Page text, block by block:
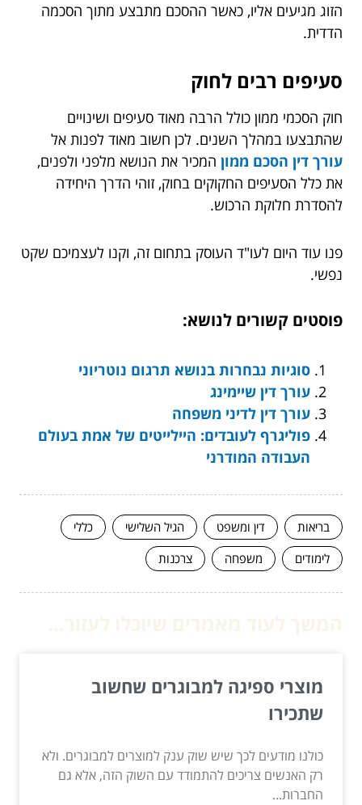
הזוג מגיעים אליו, כאשר ההסכם מתבצע מתוך הסכמה
הדדית.
סעיפים רבים לחוק
חוק הסכמי ממון כולל הרבה מאוד סעיפים ושינויים
שהתבצעו במהלך השנים. לכן חשוב מאוד לפנות אל
עורך דין הסכם ממון המכיר את הנושא מלפני ולפנים,
את כלל הסעיפים החקוקים בחוק, זוהי הדרך היחידה
להסדרת חלוקת הרכוש.
פנו עוד היום לעו"ד העוסק בתחום זה, וקנו לעצמיכם שקט
נפשי.
פוסטים קשורים לנושא:
סוגיות נבחרות בנושא תרגום נוטריוני
עורך דין שיימינג
עורך דין לדיני משפחה
פוליגרף לעובדים: היילייטים של אמת בעולם
העבודה המודרני
בריאות דין ומשפט הגיל השלישי
כללי
לימודים
משפחה צרכנות
מוצרי ספיגה למבוגרים שחשוב
שתכירו
כולנו מודעים לכך שיש שוק ענק למוצרים למבוגרים. ולא
רק האנשים צריכים להתמודד עם השוק הזה, אלא גם
החברות...